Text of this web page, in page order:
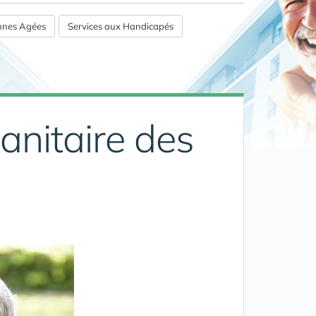
Agées Services aux Handicapés
des